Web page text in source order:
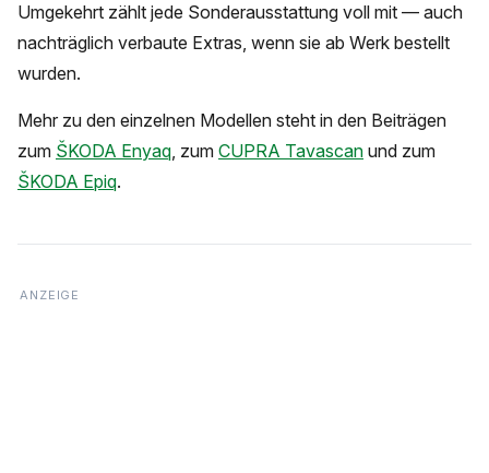
Umgekehrt zählt jede Sonderausstattung voll mit — auch
nachträglich verbaute Extras, wenn sie ab Werk bestellt
wurden.
Mehr zu den einzelnen Modellen steht in den Beiträgen
zum ŠKODA Enyaq , zum CUPRA Tavascan und zum
ŠKODA Epiq.